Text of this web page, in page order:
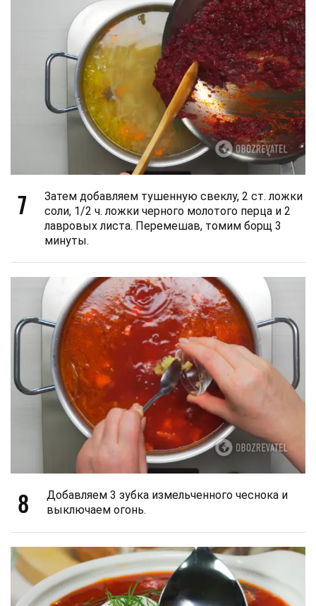
7
Затем добавляем тушенную свеклу, 2 ст. ложки
соли, 1/2 ч. ложки черного молотого перца и 2
лавровых листа. Перемешав, томим борщ 3
минуты.
8
Добавляем 3 зубка измельченного чеснока и
выключаем огонь.